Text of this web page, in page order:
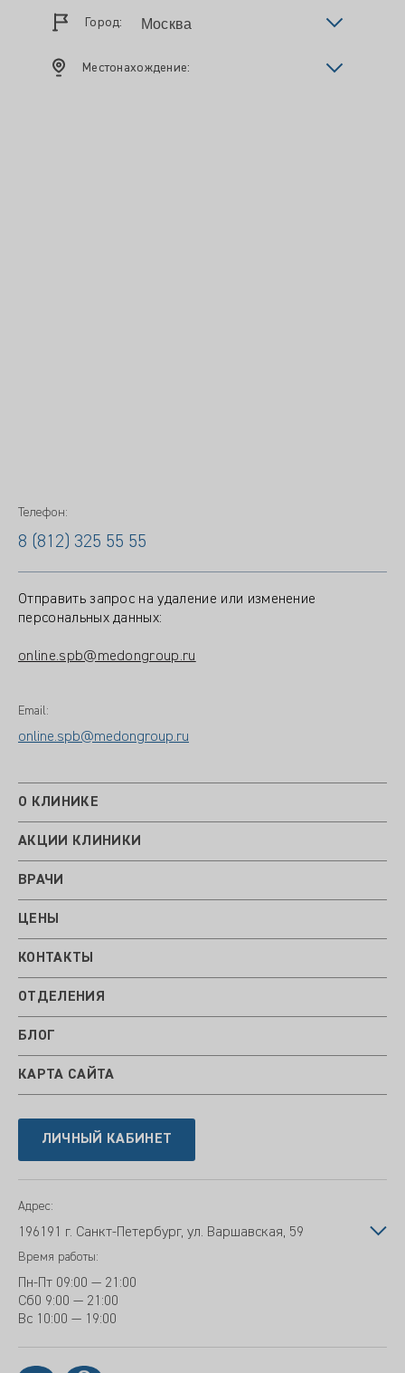
Город:
Местонахождение:
Телефон:
8 (812) 325 55 55
Отправить запрос на удаление или изменение
персональных данных:
online.spb@medongroup.ru
Email:
online.spb@medongroup.ru
О КЛИНИКЕ
АКЦИИ КЛИНИКИ
ВРАЧИ
ЦЕНЫ
КОНТАКТЫ
ОТДЕЛЕНИЯ
БЛОГ
КАРТА САЙТА
ЛИЧНЫЙ КАБИНЕТ
Адрес:
196191 г. Санкт-Петербург, ул. Варшавская, 59
Время работы:
Пн-Пт 09:00 — 21:00
Сб0 9:00 — 21:00
Вс 10:00 — 19:00